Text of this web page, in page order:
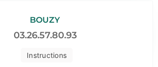
Instructions
BOUZY
03.26.57.80.93